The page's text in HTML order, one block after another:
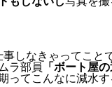
事しなきゃってこ
ラ部員
「ボート屋
ってこんなに減水